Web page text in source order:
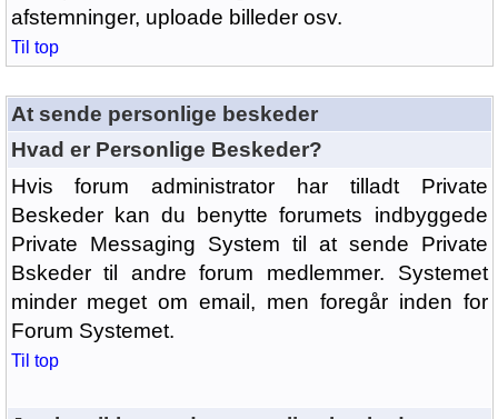
afstemninger, uploade billeder osv.
Til top
At sende personlige beskeder
Hvad er Personlige Beskeder?
Hvis forum administrator har tilladt Private
Beskeder kan du benytte forumets indbyggede
Private Messaging System til at sende Private
Bskeder til andre forum medlemmer. Systemet
minder meget om email, men foregår inden for
Forum Systemet.
Til top